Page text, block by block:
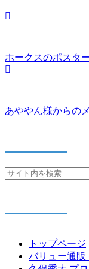
ホークスのポスタ
あややん様からの
トップページ
バリュー通販